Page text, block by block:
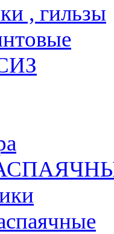
, гильзы